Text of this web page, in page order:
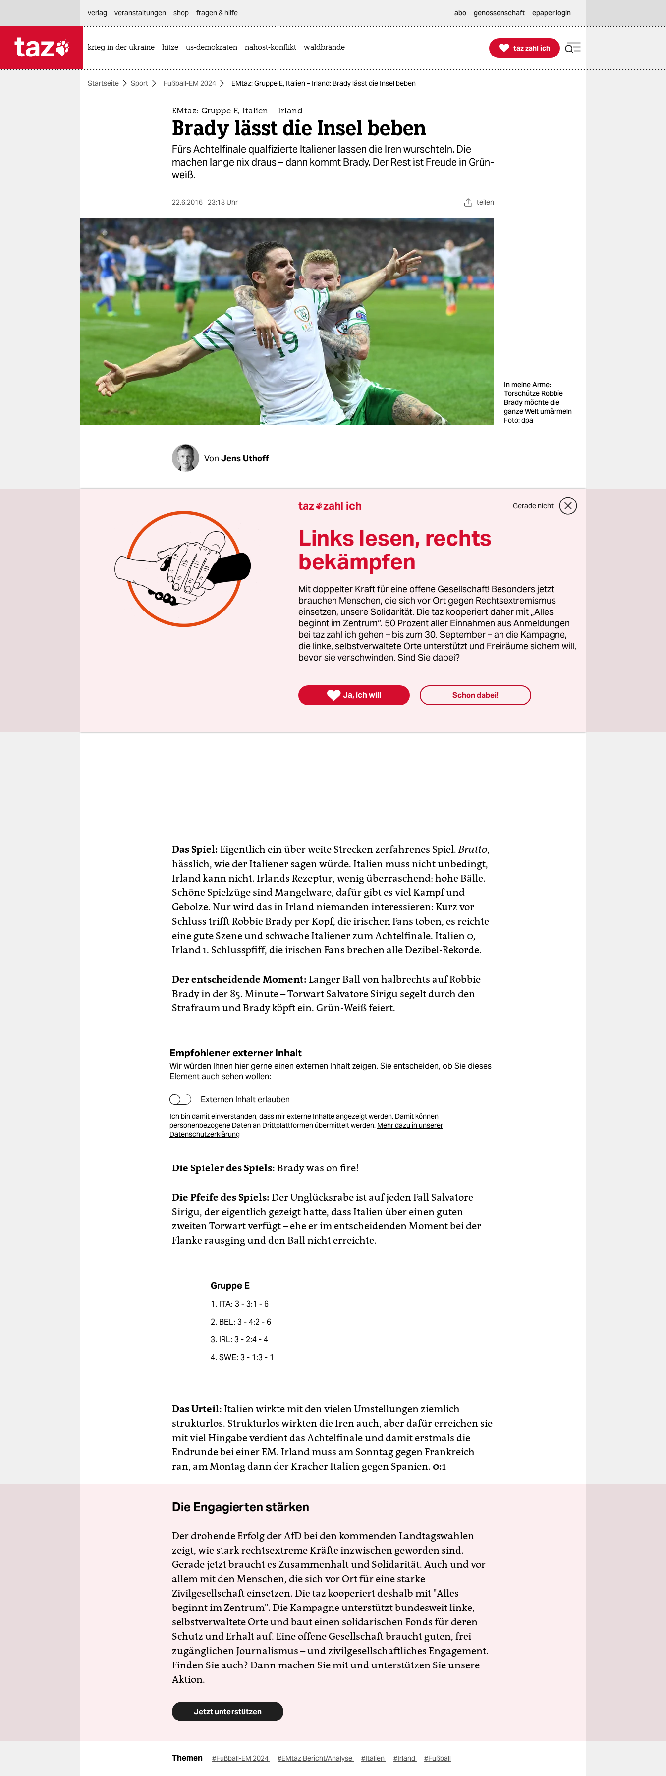
themen
berlin
nord
wahrheit
verlag
verlag
veranstaltungen
fragen & hilfe
unterstützen
abo
genossenschaft
verlag
veranstaltungen shop fragen & hilfe abo genossenschaft epaper login
krieg in der ukraine hitze us-demokraten nahost-konflikt waldbrände 
taz zahl ich
taz zahl ich
Startseite Sport Fußball-EM 2024 EMtaz: Gruppe E, Italien – Irland: Brady lässt die Insel beben
EMtaz: Gruppe E, Italien – Irland
Brady lässt die Insel beben
Fürs Achtelfinale qualfizierte Italiener lassen die Iren wurschteln. Die
machen lange nix draus – dann kommt Brady. Der Rest ist Freude in Grün-
weiß.
22.6.2016 23:18 Uhr teilen
In meine Arme:
Torschütze Robbie
Brady möchte die
ganze Welt umärmeln
Foto: dpa
Von Jens Uthoff
Italien ist bereits vor dem Spiel fürs
Achtelfinale qualifiziert, wird so oder so Gruppenerster. Die Squadra
trat bislang super forte auf, schlug Belgien (2:0) und Schweden (1:0).
Trainer Antonio Conte übt sich im Principio di Rotazione und
verzichtet auf einige Stammspieler. Was noch? Buffon hat Fieber!
Angeblich. Leider kein EM-Fieber, deshalb muss Italien mit Salvatore
Sirigu im Tor spielen. Und die Iren? Haben enttäuscht bislang, ein
mageres Pünktchen eingefahren. Nur ein Sieg zählt – sonst Heimflug.
Das Vorurteil:
Italien ist eine Turniermannschaft – abgebrüht,
abgezockt, cool. Die Iren sind auf der Tribüne stärker als auf dem Platz.
Das Spiel: Eigentlich ein über weite Strecken zerfahrenes Spiel.Brutto,
hässlich, wie der Italiener sagen würde. Italien muss nicht unbedingt,
Irland kann nicht. Irlands Rezeptur, wenig überraschend: hohe Bälle.
Schöne Spielzüge sind Mangelware, dafür gibt es viel Kampf und
Gebolze. Nur wird das in Irland niemanden interessieren: Kurz vor
Schluss trifft Robbie Brady per Kopf, die irischen Fans toben, es reichte
eine gute Szene und schwache Italiener zum Achtelfinale. Italien 0,
Irland 1. Schlusspfiff, die irischen Fans brechen alle Dezibel-Rekorde.
Der entscheidende Moment: Langer Ball von halbrechts auf Robbie
Brady in der 85. Minute – Torwart Salvatore Sirigu segelt durch den
Strafraum und Brady köpft ein. Grün-Weiß feiert.
Empfohlener externer Inhalt
Wir würden Ihnen hier gerne einen externen Inhalt zeigen. Sie entscheiden, ob Sie dieses
Element auch sehen wollen:
Externen Inhalt erlauben
Ich bin damit einverstanden, dass mir externe Inhalte angezeigt werden. Damit können
personenbezogene Daten an Drittplattformen übermittelt werden. Mehr dazu in unserer
Datenschutzerklärung
Die Spieler des Spiels: Brady was on fire!
Die Pfeife des Spiels: Der Unglücksrabe ist auf jeden Fall Salvatore
Sirigu, der eigentlich gezeigt hatte, dass Italien über einen guten
zweiten Torwart verfügt – ehe er im entscheidenden Moment bei der
Flanke rausging und den Ball nicht erreichte.
Gruppe E
1. ITA: 3 - 3:1 - 6
2. BEL: 3 - 4:2 - 6
3. IRL: 3 - 2:4 - 4
4. SWE: 3 - 1:3 - 1
Das Urteil: Italien wirkte mit den vielen Umstellungen ziemlich
strukturlos. Strukturlos wirkten die Iren auch, aber dafür erreichen sie
mit viel Hingabe verdient das Achtelfinale und damit erstmals die
Endrunde bei einer EM. Irland muss am Sonntag gegen Frankreich
ran, am Montag dann der Kracher Italien gegen Spanien. 0:1
Die Engagierten stärken
Der drohende Erfolg der AfD bei den kommenden Landtagswahlen
zeigt, wie stark rechtsextreme Kräfte inzwischen geworden sind.
Gerade jetzt braucht es Zusammenhalt und Solidarität. Auch und vor
allem mit den Menschen, die sich vor Ort für eine starke
Zivilgesellschaft einsetzen. Die taz kooperiert deshalb mit "Alles
beginnt im Zentrum". Die Kampagne unterstützt bundesweit linke,
selbstverwaltete Orte und baut einen solidarischen Fonds für deren
Schutz und Erhalt auf. Eine offene Gesellschaft braucht guten, frei
zugänglichen Journalismus – und zivilgesellschaftliches Engagement.
Finden Sie auch? Dann machen Sie mit und unterstützen Sie unsere
Aktion.
Jetzt unterstützen
Themen #Fußball-EM 2024 #EMtaz Bericht/Analyse #Italien #Irland #Fußball
taz zahl ich Gerade nicht
Links lesen, rechts
bekämpfen
Mit doppelter Kraft für eine offene Gesellschaft! Besonders jetzt
brauchen Menschen, die sich vor Ort gegen Rechtsextremismus
einsetzen, unsere Solidarität. Die taz kooperiert daher mit „Alles
beginnt im Zentrum“. 50 Prozent aller Einnahmen aus Anmeldungen
bei taz zahl ich gehen – bis zum 30. September – an die Kampagne,
die linke, selbstverwaltete Orte unterstützt und Freiräume sichern will,
bevor sie verschwinden. Sind Sie dabei?
 Ja, ich will Schon dabei!